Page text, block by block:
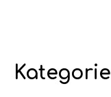
Kategorie